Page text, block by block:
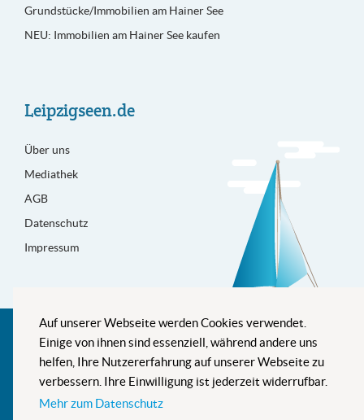
Auf unserer Webseite werden Cookies verwendet.
Einige von ihnen sind essenziell, während andere uns
helfen, Ihre Nutzererfahrung auf unserer Webseite zu
verbessern. Ihre Einwilligung ist jederzeit widerrufbar.
Mehr zum Datenschutz
Grundstücke/Immobilien am Hainer See
NEU: Immobilien am Hainer See kaufen
Leipzigseen.de
Über uns
Mediathek
AGB
Datenschutz
Impressum
Besser informiert